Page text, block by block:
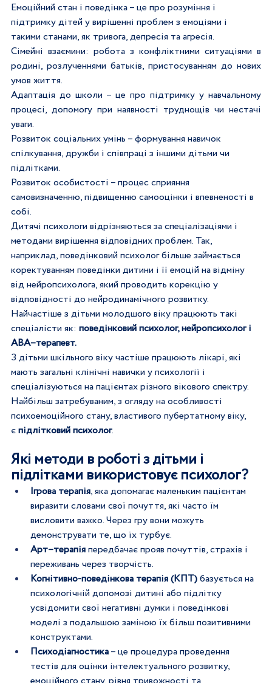
Емоційний стан і поведінка – це про розуміння і
підтримку дітей у вирішенні проблем з емоціями і
такими станами, як тривога, депресія та агресія.
Сімейні взаємини: робота з конфліктними ситуаціями в
родині, розлученнями батьків, пристосуванням до нових
умов життя.
Адаптація до школи – це про підтримку у навчальному
процесі, допомогу при наявності труднощів чи нестачі
уваги.
Розвиток соціальних умінь – формування навичок
спілкування, дружби і співпраці з іншими дітьми чи
підлітками.
Розвиток особистості – процес сприяння
самовизначенню, підвищенню самооцінки і впевненості в
собі.
Дитячі психологи відрізняються за спеціалізаціями і
методами вирішення відповідних проблем. Так,
наприклад, поведінковий психолог більше займається
коректуванням поведінки дитини і її емоцій на відміну
від нейропсихолога, який проводить корекцію у
відповідності до нейродинамічного розвитку.
Найчастіше з дітьми молодшого віку працюють такі
спеціалісти як: поведінковий психолог, нейропсихолог і
АВА–терапевт.
З дітьми шкільного віку частіше працюють лікарі, які
мають загальні клінічні навички у психології і
спеціалізуються на пацієнтах різного вікового спектру.
Найбільш затребуваним, з огляду на особливості
психоемоційного стану, властивого пубертатному віку,
є підлітковий психолог.
Які методи в роботі з дітьми і
підлітками використовує психолог?
Ігрова терапія, яка допомагає маленьким пацієнтам
виразити словами свої почуття, які часто їм
висловити важко. Через гру вони можуть
демонструвати те, що їх турбує.
Арт–терапія передбачає прояв почуттів, страхів і
переживань через творчість.
Когнітивно-поведінкова терапія (КПТ) базується на
психологічній допомозі дитині або підлітку
усвідомити свої негативні думки і поведінкові
моделі з подальшою заміною їх більш позитивними
конструктами.
Психодіагностика – це процедура проведення
тестів для оцінки інтелектуального розвитку,